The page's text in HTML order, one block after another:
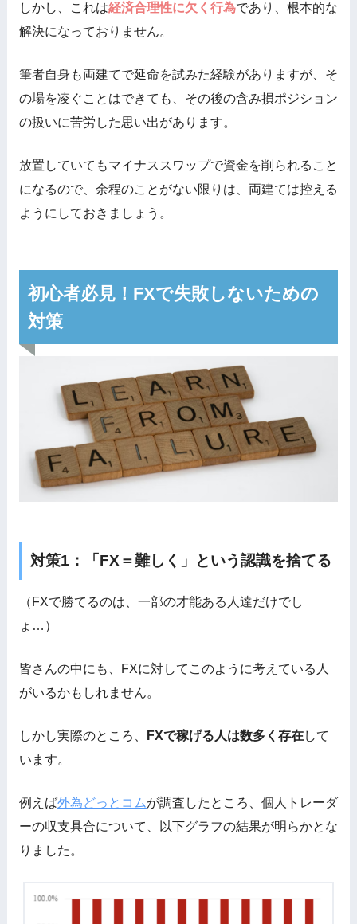
しかし、これは経済合理性に欠く行為であり、根本的な
解決になっておりません。
筆者自身も両建てで延命を試みた経験がありますが、そ
の場を凌ぐことはできても、その後の含み損ポジション
の扱いに苦労した思い出があります。
放置していてもマイナススワップで資金を削られること
になるので、余程のことがない限りは、両建ては控える
ようにしておきましょう。
初心者必見！FXで失敗しないための
対策
対策1：「FX＝難しく」という認識を捨てる
（FXで勝てるのは、一部の才能ある人達だけでし
ょ…）
皆さんの中にも、FXに対してこのように考えている人
がいるかもしれません。
しかし実際のところ、 FXで稼げる人は数多く存在して
います。
例えば外為どっとコムが調査したところ、個人トレーダ
ーの収支具合について、以下グラフの結果が明らかとな
りました。